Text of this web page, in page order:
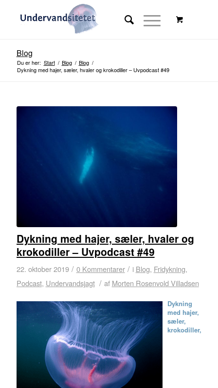
Blog
Du er her: Start / Blog / Blog /
Dykning med hajer, sæler, hvaler og krokodiller – Uvpodcast #49
Dykning med hajer, sæler, hvaler og
krokodiller – Uvpodcast #49
22. oktober 2019 / 0 Kommentarer / i Blog, Fridykning,
Podcast, Undervandsjagt / af Morten Rosenvold Villadsen
Dykning
med hajer,
sæler,
krokodiller,